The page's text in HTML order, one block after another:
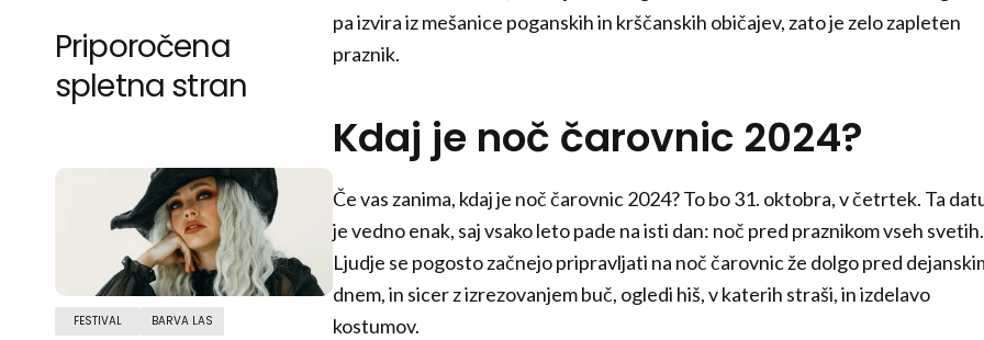
Priporočena
spletna stran
FESTIVAL BARVA LAS
pa izvira iz mešanice poganskih in krščanskih običajev, zato je zelo zapleten
praznik.
Kdaj je noč čarovnic 2024?
Če vas zanima, kdaj je noč čarovnic 2024? To bo 31. oktobra, v četrtek. Ta
je vedno enak, saj vsako leto pade na isti dan: noč pred praznikom vseh svetih.
Ljudje se pogosto začnejo pripravljati na noč čarovnic že dolgo pred
dnem, in sicer z izrezovanjem buč, ogledi hiš, v katerih straši, in izdelavo
kostumov.